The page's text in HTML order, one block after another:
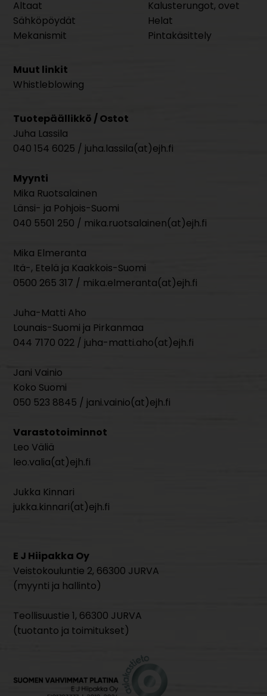
Altaat
Sähköpöydät
Mekanismit
Kalusterungot, ovet
Helat
Pintakäsittely
Muut linkit
Whistleblowing
Tuotepäällikkö / Ostot
Juha Lassila
040 154 6025 / juha.lassila(at)ejh.fi
Myynti
Mika Ruotsalainen
Länsi- ja Pohjois-Suomi
040 5501 250 / mika.ruotsalainen(at)ejh.fi
Mika Elmeranta
Itä-, Etelä ja Kaakkois-Suomi
0500 265 317 / mika.elmeranta(at)ejh.fi
Juha-Matti Aho
Lounais-Suomi ja Pirkanmaa
044 7170 022 / juha-matti.aho(at)ejh.fi
Jani Vainio
Koko Suomi
050 523 8845 / jani.vainio(at)ejh.fi
Varastotoiminnot
Leo Väliä
leo.valia(at)ejh.fi
Jukka Kinnari
jukka.kinnari(at)ejh.fi
E J Hiipakka Oy
Veistokouluntie 2, 66300 JURVA
(myynti ja hallinto)
Teollisuustie 1, 66300 JURVA
(tuotanto ja toimitukset)